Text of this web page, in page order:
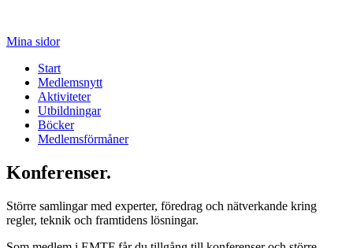
Mina sidor
Start
Medlemsnytt
Aktiviteter
Utbildningar
Böcker
Medlemsförmåner
Konferenser.
Större samlingar med experter, föredrag och nätverkande kring
regler, teknik och framtidens lösningar.